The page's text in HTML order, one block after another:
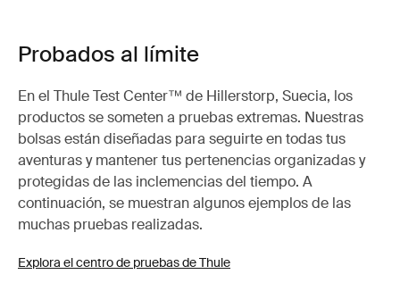
Probados al límite
En el Thule Test Center™ de Hillerstorp, Suecia, los
productos se someten a pruebas extremas. Nuestras
bolsas están diseñadas para seguirte en todas tus
aventuras y mantener tus pertenencias organizadas y
protegidas de las inclemencias del tiempo. A
continuación, se muestran algunos ejemplos de las
muchas pruebas realizadas.
Explora el centro de pruebas de Thule